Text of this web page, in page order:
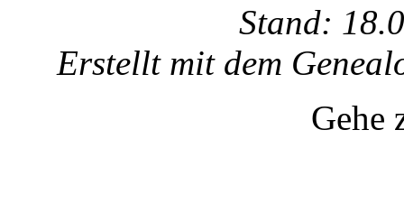
Stand:
Erstellt mit dem
Gehe